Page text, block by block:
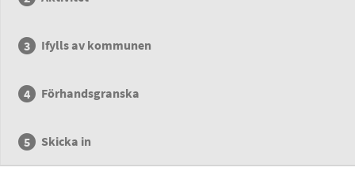
Ifylls av kommunen
Förhandsgranska
Skicka in